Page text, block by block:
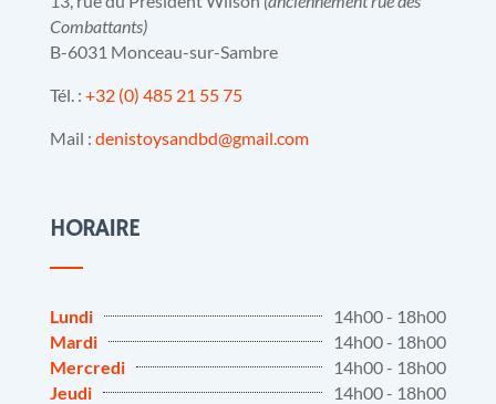
Combattants)
B-6031 Monceau-sur-Sambre
Tél. : +32 (0) 485 21 55 75
Mail : denistoysandbd@gmail.com
HORAIRE
Lundi
14h00 - 18h00
Mardi
14h00 - 18h00
Mercredi
14h00 - 18h00
Jeudi
14h00 - 18h00